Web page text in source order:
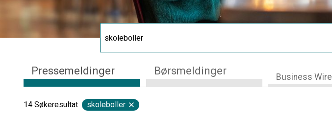
Pressemeldinger Børsmeldinger Business Wire
14 Søkeresultat skoleboller